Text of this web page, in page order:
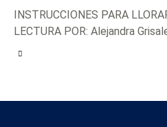
INSTRUCCIONES PARA
LECTURA POR: Alejandra